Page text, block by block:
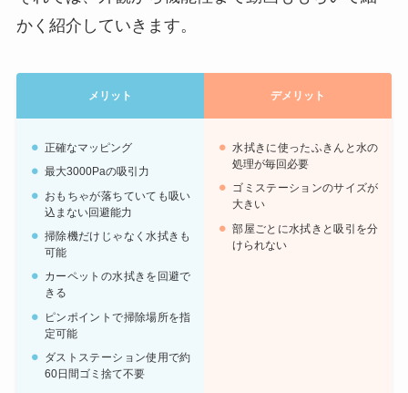
かく紹介していきます。
メリット デメリット
正確なマッピング
最大3000Paの吸引力
おもちゃが落ちていても吸い
込まない回避能力
掃除機だけじゃなく水拭きも
可能
カーペットの水拭きを回避で
きる
ピンポイントで掃除場所を指
定可能
ダストステーション使用で約
60日間ゴミ捨て不要
水拭きに使ったふきんと水の
処理が毎回必要
ゴミステーションのサイズが
大きい
部屋ごとに水拭きと吸引を分
けられない